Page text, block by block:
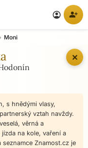
account_circle person_add
✕
Moni
s hnědými vlasy,
vztah navždy.
věrná a
na kole, vaření a
seznamce Znamost.cz je